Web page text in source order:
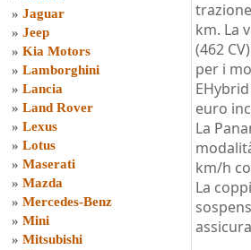
» Jaguar
» Jeep
» Kia Motors
» Lamborghini
» Lancia
» Land Rover
» Lexus
» Lotus
» Maserati
» Mazda
» Mercedes-Benz
» Mini
» Mitsubishi
km. La
(462
per i
euro
La
km/h
La